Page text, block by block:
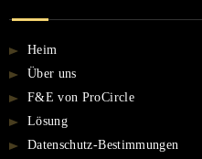
Heim
Über uns
F&E von ProCircle
Lösung
Datenschutz-Bestimmungen